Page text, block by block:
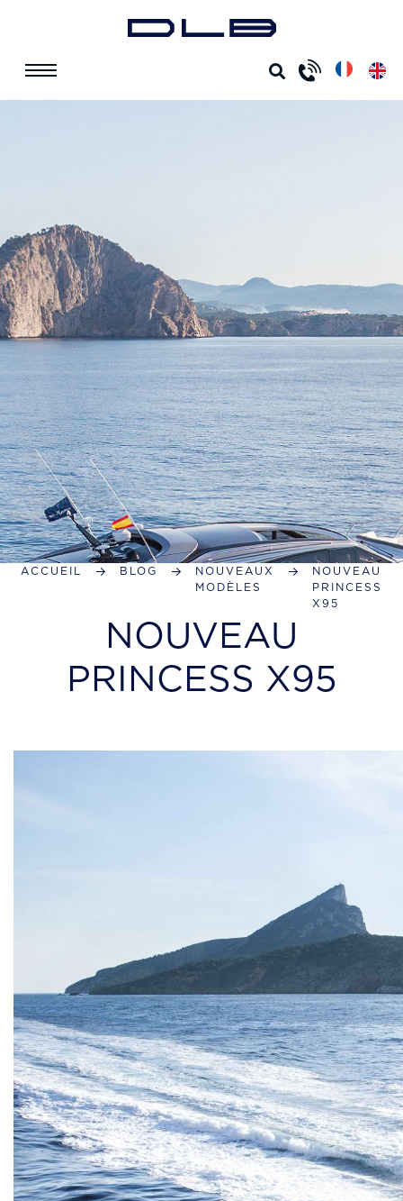
ACCUEIL BLOG
NOUVEAUX
MODÈLES
NOUVEAU
PRINCESS
X95
NOUVEAU
PRINCESS X95